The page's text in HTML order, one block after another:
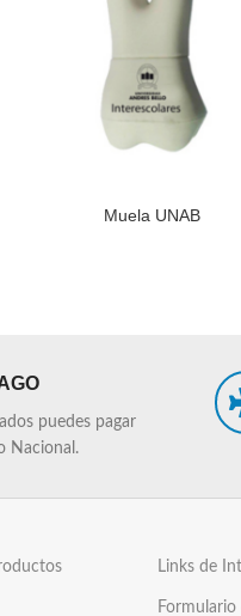
Muela UNAB
puedes pagar
Nacional.
Links de